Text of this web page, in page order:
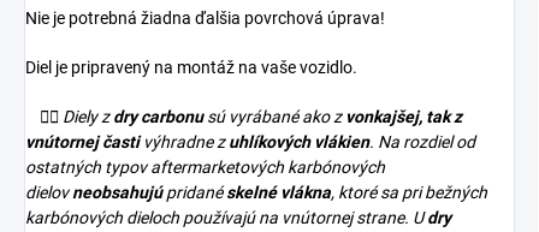
Nie je potrebná žiadna ďalšia povrchová úprava!
Diel je pripravený na montáž na vaše vozidlo.
👉🏼 Diely zdry carbonusú vyrábané ako z vonkajšej, tak z
vnútornej častivýhradne zuhlíkových vlákien. Na rozdiel od
ostatných typov aftermarketových karbónových
dielovneobsahujúpridanéskelné vlákna, ktoré sa pri bežných
karbónových dieloch používajú na vnútornej strane. Udry